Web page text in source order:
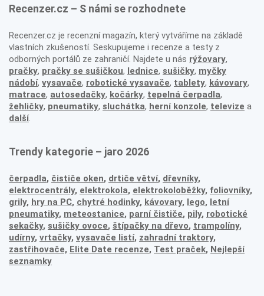
Recenzer.cz – S námi se rozhodnete
Recenzer.cz je recenzní magazín, který vytváříme na základě
vlastních zkušeností. Seskupujeme i recenze a testy z
odborných portálů ze zahraničí. Najdete u nás rýžovary,
pračky, pračky se sušičkou, lednice, sušičky, myčky
nádobí, vysavače, robotické vysavače, tablety, kávovary,
matrace, autosedačky, kočárky, tepelná čerpadla,
žehličky, pneumatiky, sluchátka, herní konzole, televize a
další.
Trendy kategorie – jaro 2026
čerpadla, čističe oken, drtiče větví, dřevníky,
elektrocentrály, elektrokola, elektrokoloběžky, foliovníky,
grily, hry na PC, chytré hodinky, kávovary, lego, letní
pneumatiky, meteostanice, parní čističe, pily, robotické
sekačky, sušičky ovoce, štípačky na dřevo, trampolíny,
udírny, vrtačky, vysavače listí, zahradní traktory,
zastřihovače, Elite Date recenze, Test praček, Nejlepší
seznamky